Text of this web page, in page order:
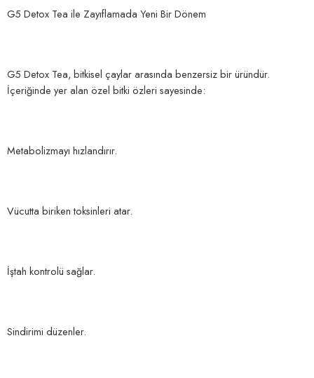
G5 Detox Tea ile Zayıflamada Yeni Bir Dönem
G5 Detox Tea, bitkisel çaylar arasında benzersiz bir üründür.
İçeriğinde yer alan özel bitki özleri sayesinde:
Metabolizmayı hızlandırır.
Vücutta biriken toksinleri atar.
İştah kontrolü sağlar.
Sindirimi düzenler.